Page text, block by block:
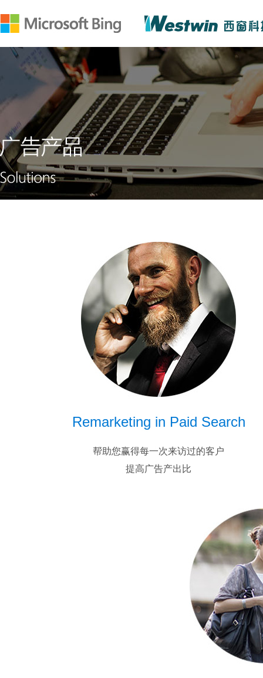
Remarketing in Paid Search
帮助您赢得每一次来访过的客户
提高广告产出比